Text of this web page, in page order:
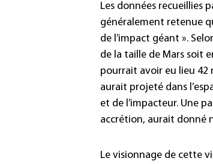
Les données recueillies
généralement retenue
de l’impact géant ».
de la taille de Mars soit
pourrait avoir eu lieu 42
aurait projeté dans
et de l’impacteur. Une
accrétion, aurait donné
Le visionnage de cette